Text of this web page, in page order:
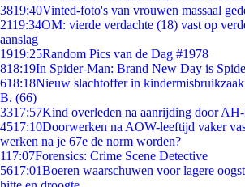
3819:40Vinted-foto's van vrouwen massaal
2119:34OM: vierde verdachte (18) vast op
aanslag
1919:25Random Pics van de Dag #1978
818:19In Spider-Man: Brand New Day is
618:18Nieuw slachtoffer in
B. (66)
3317:57Kind overleden na aanrijding door
4517:10Doorwerken na AOW-leeftijd vaker
werken na je 67e de norm worden?
117:07Forensics: Crime Scene Detective
5617:01Boeren waarschuwen voor lagere